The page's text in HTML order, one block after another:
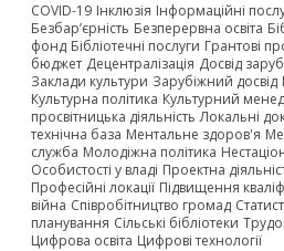
COVID-19 Інклюзія Інформаційні
Безбар’єрність Безперервна освіта
фонд Бібліотечні послуги Грантові
бюджет Децентралізація Досвід
Заклади культури Зарубіжний досвід
Культурна політика Культурний
просвітницька діяльність Локальні
технічна база Ментальне здоров'я
служба Молодіжна політика
Особистості у владі Проектна
Професійні локації Підвищення
війна Співробітництво громад
планування Сільські бібліотеки
Цифрова освіта Цифрові технології